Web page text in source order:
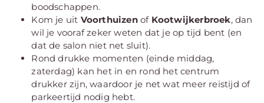
boodschappen.
Kom je uit Voorthuizenof Kootwijkerbroek, dan
wil je vooraf zeker weten dat je op tijd bent (en
dat de salon niet net sluit).
Rond drukke momenten (einde middag,
zaterdag) kan het in en rond het centrum
drukker zijn, waardoor je net wat meer reistijd of
parkeertijd nodig hebt.